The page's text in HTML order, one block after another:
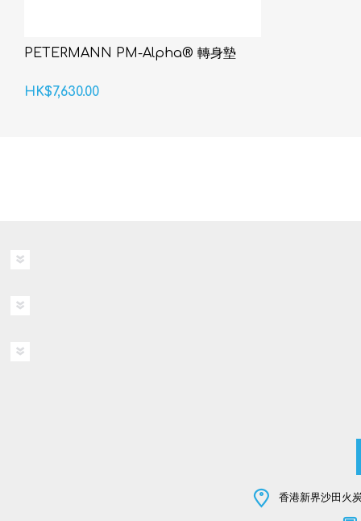
PETERMANN PM-Alpha® 轉身墊
HK$7,630.00
香港新界沙田火